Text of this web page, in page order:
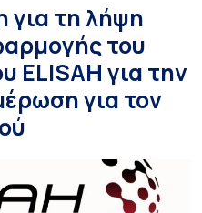
τη λήψη
του
ELISAH για την
για τον